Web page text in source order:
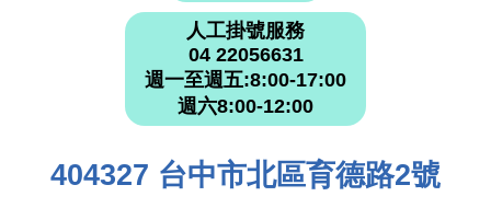
人工掛號服務
04 22056631
週一至週五:8:00-17:00
週六8:00-12:00
404327 台中市北區育德路2號